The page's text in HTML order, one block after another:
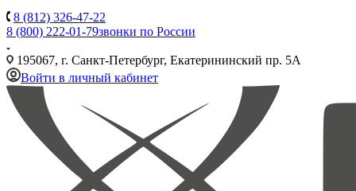
8 (812) 326-47-22
8 (800) 222-01-79звонки по России
195067, г. Санкт-Петербург, Екатерининский пр. 5А
Войти в личный кабинет